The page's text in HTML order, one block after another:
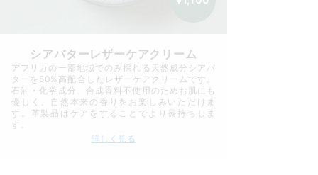
シアバターレザーケアクリーム
アフリカの一部地域でのみ採れる天然成分シアバ
ターを50%高配合したレザーケアクリームです。
石油・化学成分、合成香料不使用のためお肌にも
優しく、自然本来の香りをお楽しみいただけま
す。革製品はケアをすることでより長持ちしま
す。
詳しく見る